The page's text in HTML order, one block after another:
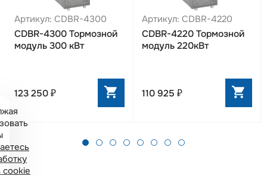
Артикул: CDBR-4300
CDBR-4300 Тормозной
модуль 300 кВт
123 250 ₽
Артикул: CDBR-4220
CDBR-4220 Тормозной
модуль 220кВт
110 925 ₽
cookie